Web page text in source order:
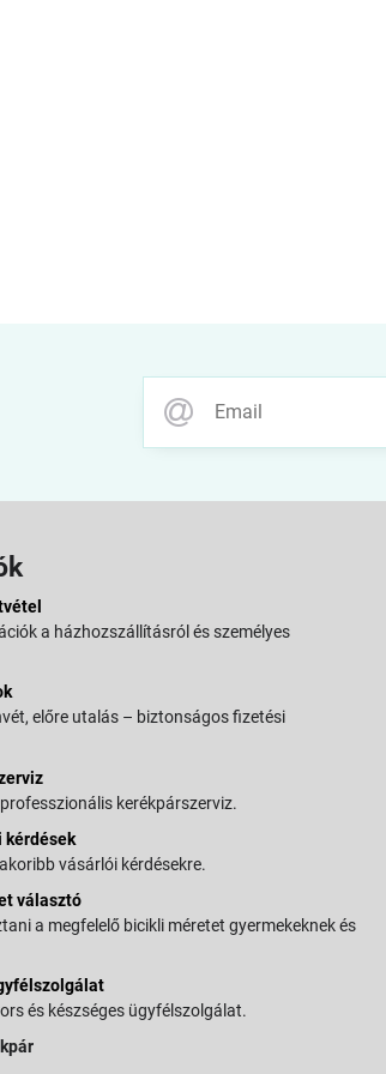
a házhozszállításról és személyes
előre utalás – biztonságos fizetési
kerékpárszerviz.
kérdések
vásárlói kérdésekre.
választó
a megfelelő bicikli méretet gyermekeknek és
és készséges ügyfélszolgálat.